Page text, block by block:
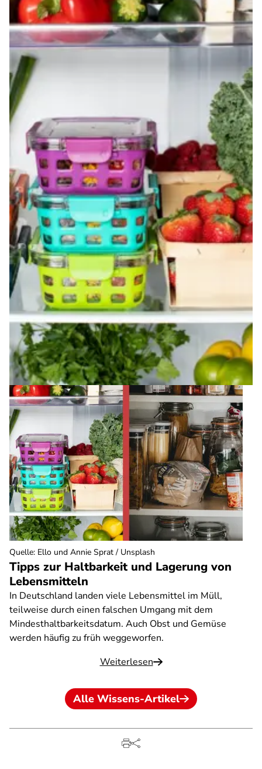
Tipps zur Haltbarkeit und Lagerung von
Lebensmitteln
In Deutschland landen viele Lebensmittel im Müll,
teilweise durch einen falschen Umgang mit dem
Mindesthaltbarkeitsdatum. Auch Obst und Gemüse
werden häufig zu früh weggeworfen.
Weiterlesen
Quelle: Ello und Annie Sprat / Unsplash
Alle Wissens-Artikel